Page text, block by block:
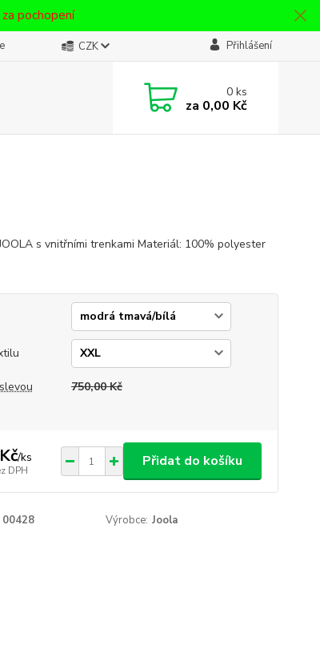
pochopení
CZK Přihlášení
0ks
za 0,00 Kč
s vnitřními trenkami Materiál: 100% polyester
750,00 Kč
/ks
DPH
Přidat do košíku
00428 Výrobce: Joola